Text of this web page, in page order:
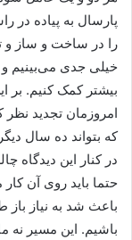
پارسال به پیاده در
را در ساخت و ساز و
خیلی جدی می‌بینیم و
بیشتر کمک کنیم. بر
امروزمان تجدید
که بتواند ده سال
در کنار این دیدگاه
حتما باید روی آن
باعث شد به نیاز
باشیم. این مسیر